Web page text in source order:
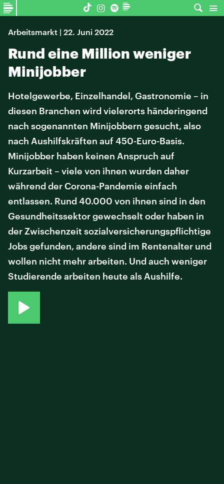
Arbeitsmarkt | 22. Juni 2022
Rund eine Million weniger
Minijobber
Hotelgewerbe, Einzelhandel, Gastronomie – in
diesen Branchen wird vielerorts händeringend
nach sogenannten Minijobbern gesucht, also
nach Aushilfskräften auf 450-Euro-Basis.
Minijobber haben keinen Anspruch auf
Kurzarbeit – viele von ihnen wurden daher
während der Corona-Pandemie einfach
entlassen. Rund 40.000 von ihnen sind in den
Gesundheitssektor gewechselt oder haben in
der Zwischenzeit sozialversicherungspflichtige
Jobs gefunden, andere sind im Rentenalter und
wollen nicht mehr arbeiten. Und auch weniger
Studierende arbeiten heute als Aushilfe.